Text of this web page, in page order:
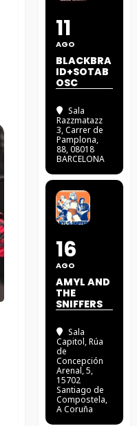
11
AGO
BLACKBRA
ID+SOTAB
OSC
Sala
Razzmatazz
3, Carrer de
Pamplona,
88, 08018
BARCELONA
16
AGO
AMYL AND
THE
SNIFFERS
Sala
Capitol, Rúa
de
Concepción
Arenal, 5,
15702
Santiago de
Compostela,
A Coruña